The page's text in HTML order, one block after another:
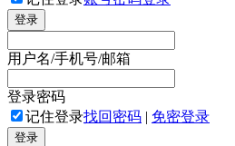
登录
用户名/手机号/邮箱
登录密码
记住登录找回密码 | 免密登录
登录